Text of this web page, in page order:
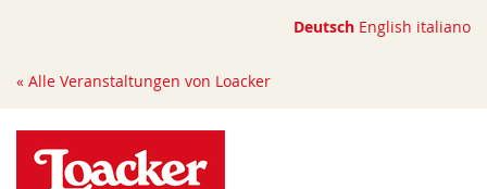
springen
Deutsch English italiano
« Alle Veranstaltungen von Loacker